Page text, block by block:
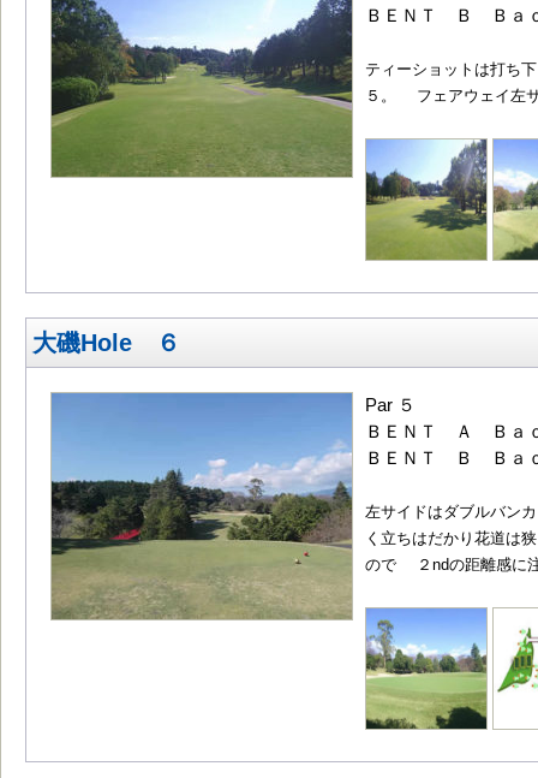
ＢＥＮＴ Ｂ Ｂａ
ティーショットは打ち
５。 フェアウェイ左
大磯Hole ６
Par ５
ＢＥＮＴ Ａ Ｂａ
ＢＥＮＴ Ｂ Ｂａ
左サイドはダブルバン
く立ちはだかり花道は
ので ２ndの距離感に